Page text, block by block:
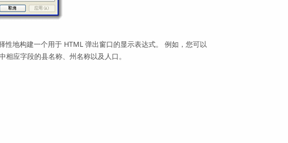
地构建一个用于 HTML 弹出窗口的显示表达式。 例如，您可以
应字段的县名称、州名称以及人口。